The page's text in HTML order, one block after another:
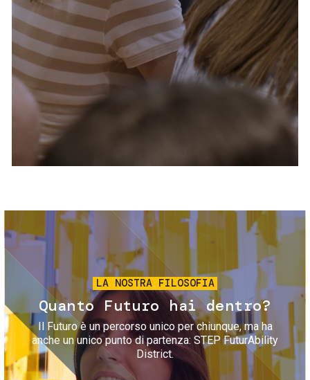
Servizi e accessibilità
Contatti
FAQ
Biglietti
Immagine
LA NOSTRA FILOSOFIA
Quanto Futuro hai dentro?
Il Futuro è un percorso unico per chiunque, ma ha
anche un unico punto di partenza: STEP FuturAbility
District.